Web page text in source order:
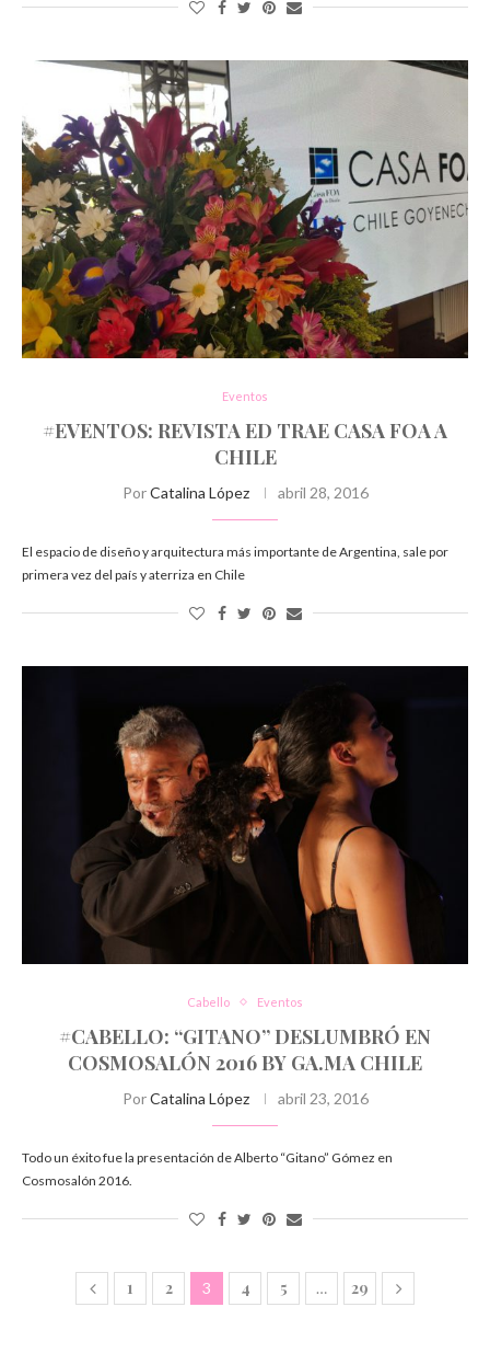
Eventos
#EVENTOS: REVISTA ED TRAE CASA FOA A
CHILE
PorCatalina López abril 28, 2016
El espacio de diseño y arquitectura más importante de Argentina, sale por
primera vez del país y aterriza en Chile
Cabello Eventos
#CABELLO: “GITANO” DESLUMBRÓ EN
COSMOSALÓN 2016 BY GA.MA CHILE
PorCatalina López abril 23, 2016
Todo un éxito fue la presentación de Alberto “Gitano” Gómez en
Cosmosalón 2016.
1 2 3 4 5 … 29